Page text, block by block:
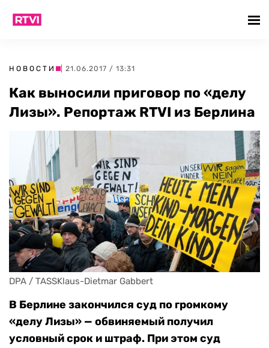
НОВОСТИ | 21.06.2017 / 13:31
Как выносили приговор по «делу
Лизы». Репортаж RTVI из Берлина
DPA / TASSKlaus-Dietmar Gabbert
В Берлине закончился суд по громкому
«делу Лизы» — обвиняемый получил
условный срок и штраф. При этом суд